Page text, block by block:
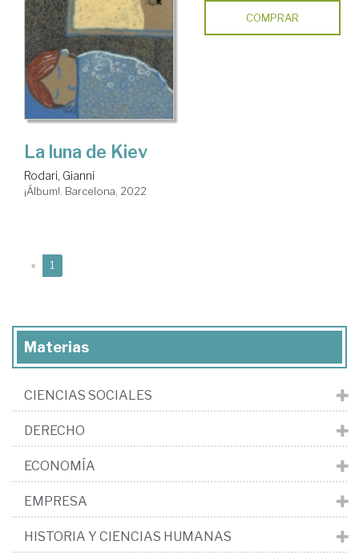
COMPRAR
La luna de Kiev
Rodari, Gianni
¡Álbum!. Barcelona, 2022
« 1
Materias
CIENCIAS SOCIALES
DERECHO
ECONOMÍA
EMPRESA
HISTORIA Y CIENCIAS HUMANAS